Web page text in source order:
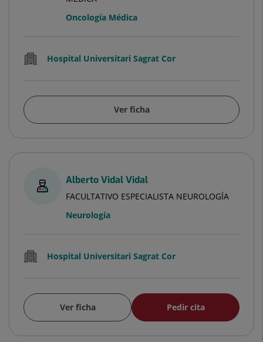
Oncología Médica
Hospital Universitari Sagrat Cor
Ver ficha
Alberto Vidal Vidal
FACULTATIVO ESPECIALISTA NEUROLOGÍA
Neurología
Hospital Universitari Sagrat Cor
Ver ficha Pedir cita